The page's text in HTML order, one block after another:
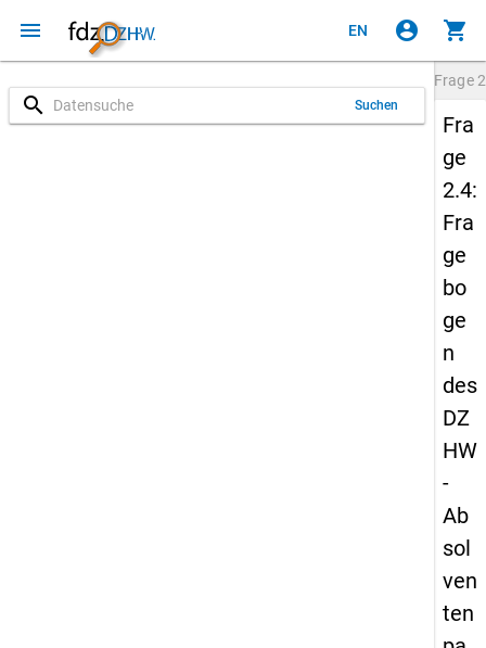
menu EN account_circle shopping_cart
search Suchen
Frage
Fra
ge
2.4:
Fra
ge
bo
ge
n
des
DZ
HW
-
Ab
sol
ven
ten